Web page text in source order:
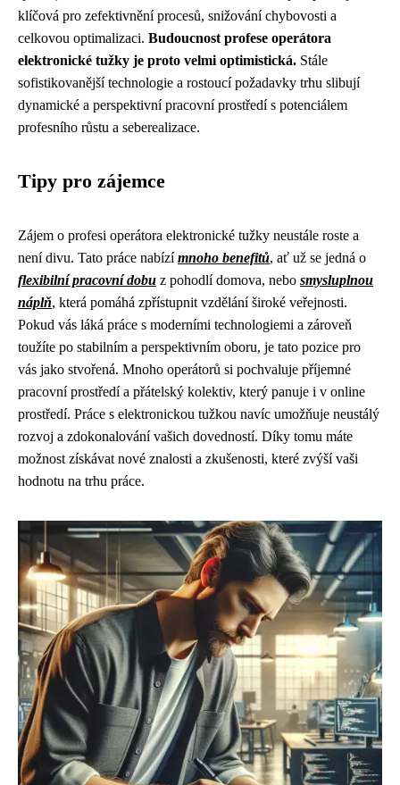
klíčová pro zefektivnění procesů, snižování chybovosti a
celkovou optimalizaci. Budoucnost profese operátora
elektronické tužky je proto velmi optimistická. Stále
sofistikovanější technologie a rostoucí požadavky trhu slibují
dynamické a perspektivní pracovní prostředí s potenciálem
profesního růstu a seberealizace.
Tipy pro zájemce
Zájem o profesi operátora elektronické tužky neustále roste a
není divu. Tato práce nabízímnoho benefitů, ať už se jedná o
flexibilní pracovní dobu z pohodlí domova, nebo smysluplnou
náplň, která pomáhá zpřístupnit vzdělání široké veřejnosti.
Pokud vás láká práce s moderními technologiemi a zároveň
toužíte po stabilním a perspektivním oboru, je tato pozice pro
vás jako stvořená. Mnoho operátorů si pochvaluje příjemné
pracovní prostředí a přátelský kolektiv, který panuje i v online
prostředí. Práce s elektronickou tužkou navíc umožňuje neustálý
rozvoj a zdokonalování vašich dovedností. Díky tomu máte
možnost získávat nové znalosti a zkušenosti, které zvýší vaši
hodnotu na trhu práce.